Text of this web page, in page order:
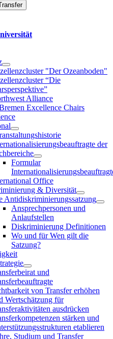
"Der Ozeanboden"
“Die
Alliance
Excellence Chairs
der
Formular
Office
& Diversität
Antidiskriminierungssatzung
Ansprechpersonen und
Anlaufstellen
Diskriminierung Definitionen
Wo und für Wen gilt die
Satzung?
und
von Transfer erhöhen
Wertschätzung für
ausdrücken
stärken und
etablieren
Studium und Transfer